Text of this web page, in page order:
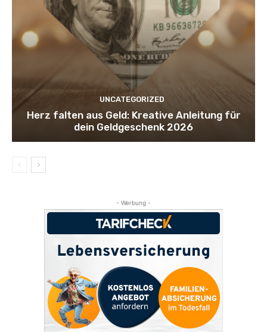
UNCATEGORIZED
Herz falten aus Geld: Kreative Anleitung für
dein Geldgeschenk 2026
- Werbung -